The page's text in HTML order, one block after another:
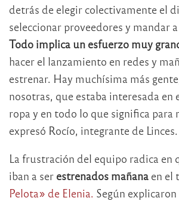
detrás de elegir colectivamente el
seleccionar proveedores y mandar
Todo implica un esfuerzo muy
hacer el lanzamiento en redes y
estrenar. Hay muchísima más
nosotras, que estaba interesada en
ropa y en todo lo que significa para
expresó Rocío, integrante de Linces.
La frustración del equipo radica en
iban a ser estrenados mañana en el
Pelota» de Elenia. Según